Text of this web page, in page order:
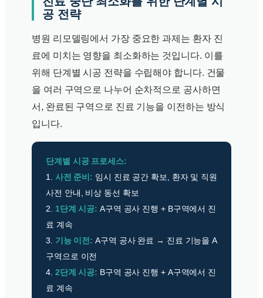
공 전략
병원 리모델링에서 가장 중요한 과제는 환자 진
료에 미치는 영향을 최소화하는 것입니다. 이를
위해 단계별 시공 전략을 수립해야 합니다. 건물
을 여러 구역으로 나누어 순차적으로 공사하면
서, 완료된 구역으로 진료 기능을 이전하는 방식
입니다.
단계별 시공 프로세스:
1. 사전 준비: 임시 진료 공간 확보, 환자 및 직원
사전 안내, 비상 동선 확보
2. 1단계 시공: A구역 공사 진행 + B구역에서 진
료 계속
3. 기능 이전: A구역 공사 완료 → 진료 기능을 A
구역으로 이전
4. 2단계 시공: B구역 공사 진행 + A구역에서 진
료 계속